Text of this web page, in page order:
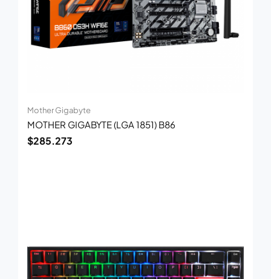
Mother Gigabyte
MOTHER GIGABYTE (LGA 1851) B86
$285.273